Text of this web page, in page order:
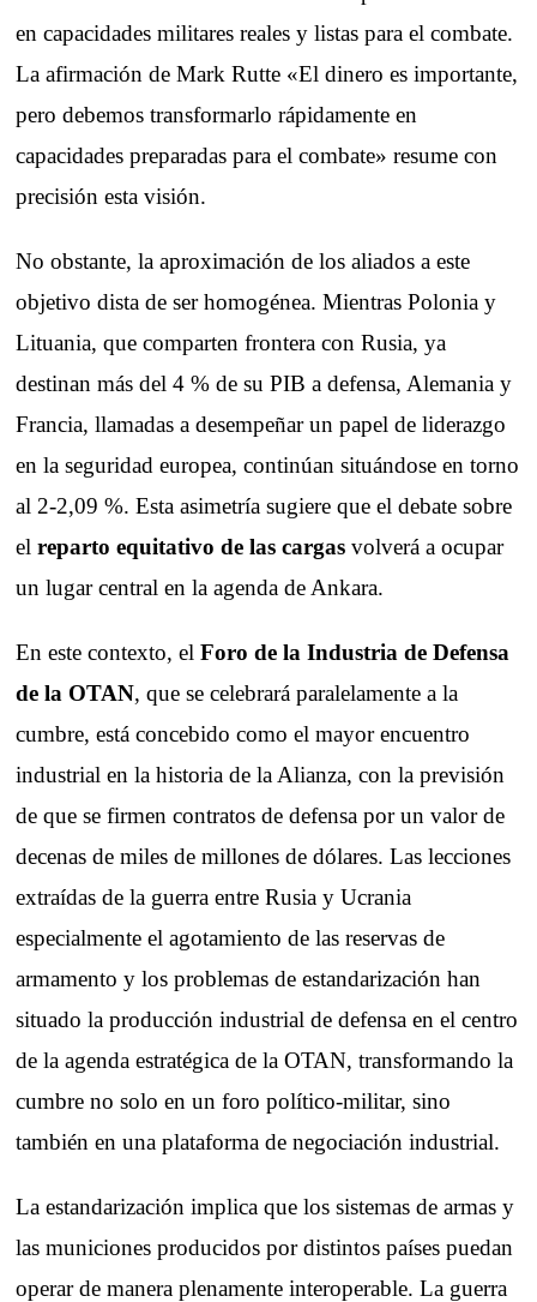
en capacidades militares reales y listas para el combate.
La afirmación de Mark Rutte «El dinero es importante,
pero debemos transformarlo rápidamente en
capacidades preparadas para el combate» resume con
precisión esta visión.
No obstante, la aproximación de los aliados a este
objetivo dista de ser homogénea. Mientras Polonia y
Lituania, que comparten frontera con Rusia, ya
destinan más del 4 % de su PIB a defensa, Alemania y
Francia, llamadas a desempeñar un papel de liderazgo
en la seguridad europea, continúan situándose en torno
al 2-2,09 %. Esta asimetría sugiere que el debate sobre
elreparto equitativo de las cargas volverá a ocupar
un lugar central en la agenda de Ankara.
En este contexto, elForo de la Industria de Defensa
de la OTAN, que se celebrará paralelamente a la
cumbre, está concebido como el mayor encuentro
industrial en la historia de la Alianza, con la previsión
de que se firmen contratos de defensa por un valor de
decenas de miles de millones de dólares. Las lecciones
extraídas de la guerra entre Rusia y Ucrania
especialmente el agotamiento de las reservas de
armamento y los problemas de estandarización han
situado la producción industrial de defensa en el centro
de la agenda estratégica de la OTAN, transformando la
cumbre no solo en un foro político-militar, sino
también en una plataforma de negociación industrial.
La estandarización implica que los sistemas de armas y
las municiones producidos por distintos países puedan
operar de manera plenamente interoperable. La guerra